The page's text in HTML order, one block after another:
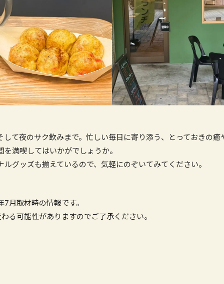
して夜のサク飲みまで。忙しい毎日に寄り添う、とっておきの癒
満喫してはいかがでしょうか。
ルグッズも揃えているので、気軽にのぞいてみてください。
月取材時の情報です。
る可能性がありますのでご了承ください。